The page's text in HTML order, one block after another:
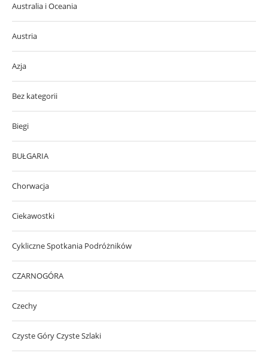
Australia i Oceania
Austria
Azja
Bez kategorii
Biegi
BUŁGARIA
Chorwacja
Ciekawostki
Cykliczne Spotkania Podróżników
CZARNOGÓRA
Czechy
Czyste Góry Czyste Szlaki